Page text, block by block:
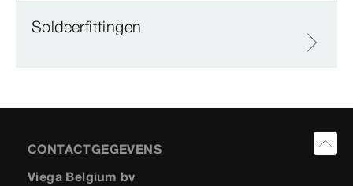
Soldeerfittingen
CONTACTGEGEVENS
Viega Belgium bv